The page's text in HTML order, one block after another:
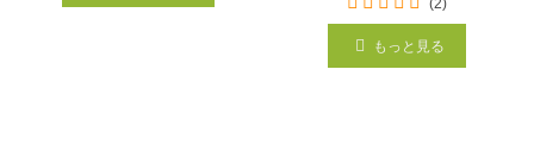
(2)
もっと見る